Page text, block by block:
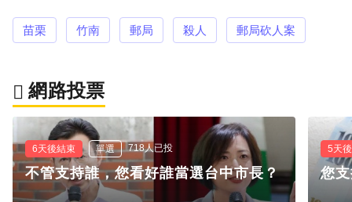
苗栗 竹南 郵局 殺人 郵局砍人案
網路投票
6天後結束 單選 718人已投
不管支持誰，您看好誰當選台中市長？
5天
您